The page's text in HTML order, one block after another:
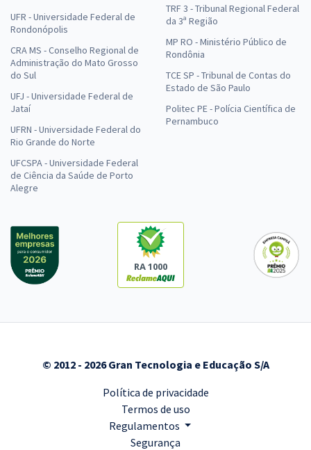
UFR - Universidade Federal de
Rondonópolis
CRA MS - Conselho Regional de
Administração do Mato Grosso
do Sul
UFJ - Universidade Federal de
Jataí
UFRN - Universidade Federal do
Rio Grande do Norte
UFCSPA - Universidade Federal
de Ciência da Saúde de Porto
Alegre
TRF 3 - Tribunal Regional Federal
da 3ª Região
MP RO - Ministério Público de
Rondônia
TCE SP - Tribunal de Contas do
Estado de São Paulo
Politec PE - Polícia Científica de
Pernambuco
RA 1000
© 2012 - 2026 Gran Tecnologia e Educação S/A
Política de privacidade
Termos de uso
Regulamentos
Segurança